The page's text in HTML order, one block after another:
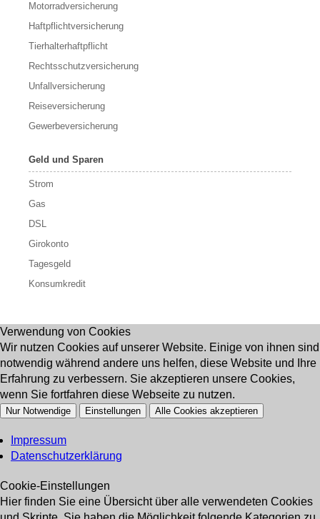
Motorradversicherung
Haftpflichtversicherung
Tierhalterhaftpflicht
Rechtsschutzversicherung
Unfallversicherung
Reiseversicherung
Gewerbeversicherung
Geld und Sparen
Strom
Gas
DSL
Girokonto
Tagesgeld
Konsumkredit
Verwendung von Cookies
Wir nutzen Cookies auf unserer Website. Einige von ihnen sind
notwendig während andere uns helfen, diese Website und Ihre
Erfahrung zu verbessern. Sie akzeptieren unsere Cookies,
wenn Sie fortfahren diese Webseite zu nutzen.
Nur Notwendige Einstellungen Alle Cookies akzeptieren
Impressum
Datenschutzerklärung
Cookie-Einstellungen
Hier finden Sie eine Übersicht über alle verwendeten Cookies